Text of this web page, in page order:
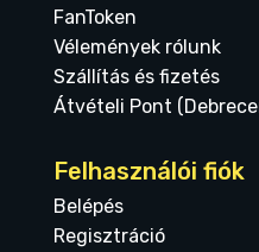
FanToken
Vélemények rólunk
Szállítás és fizetés
Átvételi Pont
Felhasználói fiók
Belépés
Regisztráció